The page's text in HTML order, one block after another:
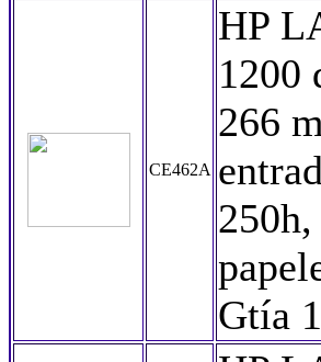
CE462A
HP
1200
266
Gtía